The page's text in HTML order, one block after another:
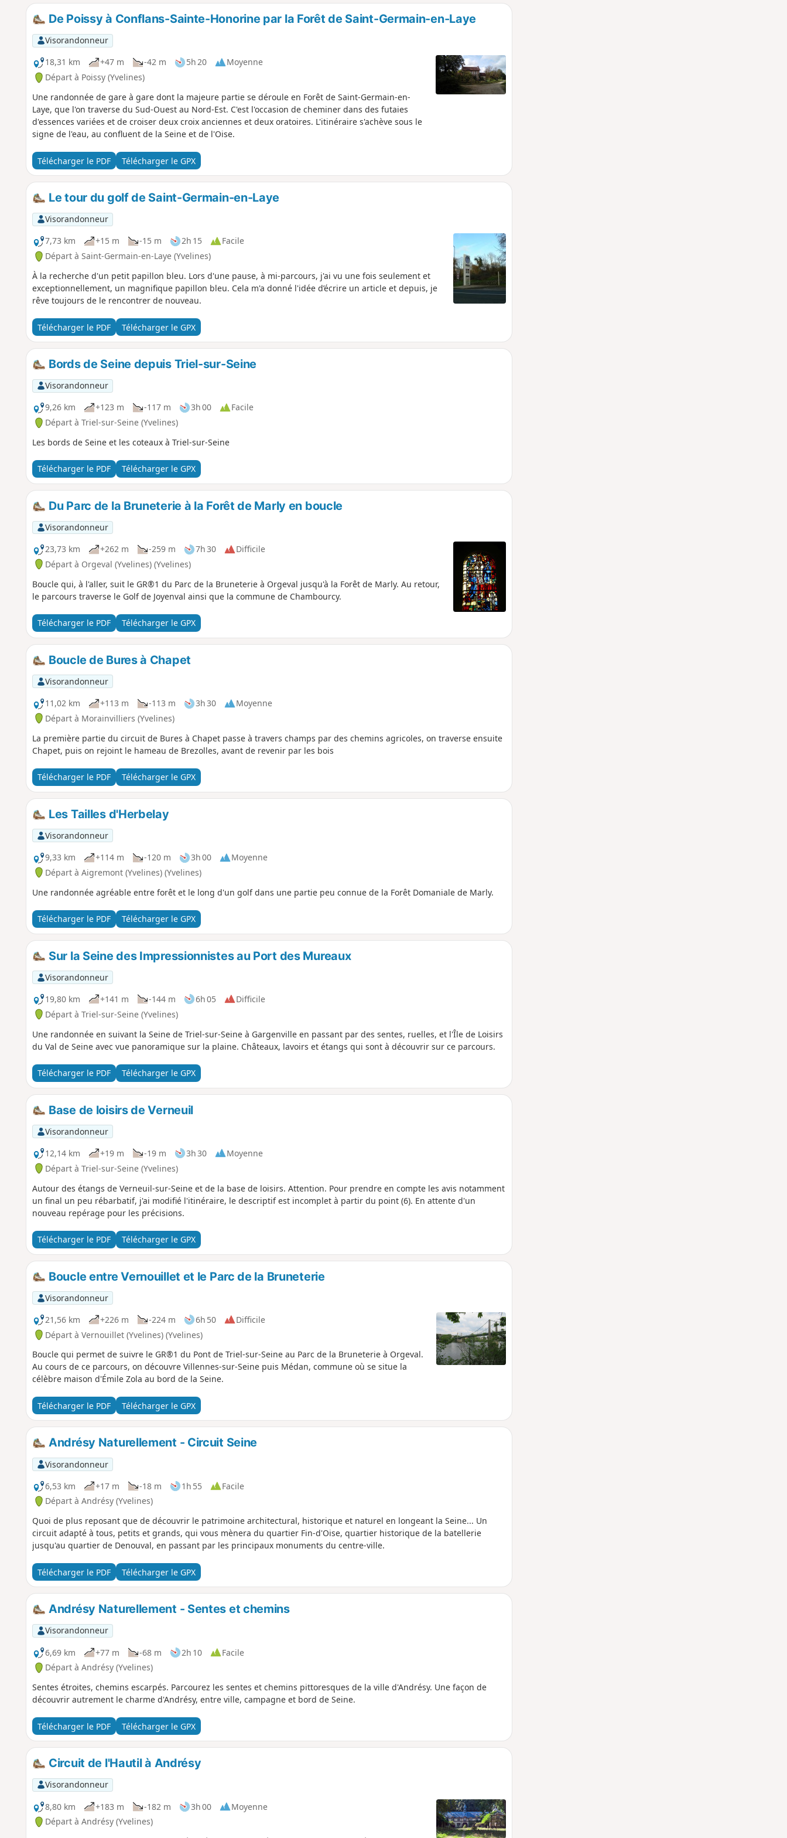
m
De Poissy à Conflans-Sainte-Honorine par la Forêt de Saint-Germain-en-Laye
Visorandonneur
18,31 km
+47 m -42 m 5h 20
Moyenne
Départ à Poissy (Yvelines)
Une randonnée de gare à gare dont la majeure partie se déroule en Forêt de Saint-Germain-en-
Laye, que l'on traverse du Sud-Ouest au Nord-Est. C'est l'occasion de cheminer dans des futaies
d'essences variées et de croiser deux croix anciennes et deux oratoires. L'itinéraire s'achève sous le
signe de l'eau, au confluent de la Seine et de l'Oise.
Télécharger le PDF Télécharger le GPX
Le tour du golf de Saint-Germain-en-Laye
Visorandonneur
7,73 km
+15 m -15 m 2h 15
Facile
Départ à Saint-Germain-en-Laye (Yvelines)
À la recherche d'un petit papillon bleu. Lors d'une pause, à mi-parcours, j'ai vu une fois seulement et
exceptionnellement, un magnifique papillon bleu. Cela m'a donné l'idée d’écrire un article et depuis, je
rêve toujours de le rencontrer de nouveau.
Télécharger le PDF Télécharger le GPX
Bords de Seine depuis Triel-sur-Seine
Visorandonneur
9,26 km
+123 m -117 m 3h 00
Facile
Départ à Triel-sur-Seine (Yvelines)
Les bords de Seine et les coteaux à Triel-sur-Seine
Télécharger le PDF Télécharger le GPX
Du Parc de la Bruneterie à la Forêt de Marly en boucle
Visorandonneur
23,73 km
+262 m -259 m 7h 30
Difficile
Départ à Orgeval (Yvelines) (Yvelines)
Boucle qui, à l'aller, suit le GR®1 du Parc de la Bruneterie à Orgeval jusqu'à la Forêt de Marly. Au retour,
le parcours traverse le Golf de Joyenval ainsi que la commune de Chambourcy.
Télécharger le PDF Télécharger le GPX
Boucle de Bures à Chapet
Visorandonneur
11,02 km
+113 m -113 m 3h 30
Moyenne
Départ à Morainvilliers (Yvelines)
La première partie du circuit de Bures à Chapet passe à travers champs par des chemins agricoles, on traverse ensuite
Chapet, puis on rejoint le hameau de Brezolles, avant de revenir par les bois
Télécharger le PDF Télécharger le GPX
Les Tailles d'Herbelay
Visorandonneur
9,33 km
+114 m -120 m 3h 00
Moyenne
Départ à Aigremont (Yvelines) (Yvelines)
Une randonnée agréable entre forêt et le long d'un golf dans une partie peu connue de la Forêt Domaniale de Marly.
Télécharger le PDF Télécharger le GPX
Sur la Seine des Impressionnistes au Port des Mureaux
Visorandonneur
19,80 km
+141 m -144 m 6h 05
Difficile
Départ à Triel-sur-Seine (Yvelines)
Une randonnée en suivant la Seine de Triel-sur-Seine à Gargenville en passant par des sentes, ruelles, et l'Île de Loisirs
du Val de Seine avec vue panoramique sur la plaine. Châteaux, lavoirs et étangs qui sont à découvrir sur ce parcours.
Télécharger le PDF Télécharger le GPX
Base de loisirs de Verneuil
Visorandonneur
12,14 km
+19 m -19 m 3h 30
Moyenne
Départ à Triel-sur-Seine (Yvelines)
Autour des étangs de Verneuil-sur-Seine et de la base de loisirs. Attention. Pour prendre en compte les avis notamment
un final un peu rébarbatif, j'ai modifié l'itinéraire, le descriptif est incomplet à partir du point (6). En attente d'un
nouveau repérage pour les précisions.
Télécharger le PDF Télécharger le GPX
Boucle entre Vernouillet et le Parc de la Bruneterie
Visorandonneur
21,56 km
+226 m -224 m 6h 50
Difficile
Départ à Vernouillet (Yvelines) (Yvelines)
Boucle qui permet de suivre le GR®1 du Pont de Triel-sur-Seine au Parc de la Bruneterie à Orgeval.
Au cours de ce parcours, on découvre Villennes-sur-Seine puis Médan, commune où se situe la
célèbre maison d'Émile Zola au bord de la Seine.
Télécharger le PDF Télécharger le GPX
Andrésy Naturellement - Circuit Seine
Visorandonneur
6,53 km
+17 m -18 m 1h 55
Facile
Départ à Andrésy (Yvelines)
Quoi de plus reposant que de découvrir le patrimoine architectural, historique et naturel en longeant la Seine... Un
circuit adapté à tous, petits et grands, qui vous mènera du quartier Fin-d'Oise, quartier historique de la batellerie
jusqu'au quartier de Denouval, en passant par les principaux monuments du centre-ville.
Télécharger le PDF Télécharger le GPX
Andrésy Naturellement - Sentes et chemins
Visorandonneur
6,69 km
+77 m -68 m 2h 10
Facile
Départ à Andrésy (Yvelines)
Sentes étroites, chemins escarpés. Parcourez les sentes et chemins pittoresques de la ville d'Andrésy. Une façon de
découvrir autrement le charme d'Andrésy, entre ville, campagne et bord de Seine.
Télécharger le PDF Télécharger le GPX
Circuit de l'Hautil à Andrésy
Visorandonneur
8,80 km
+183 m -182 m 3h 00
Moyenne
Départ à Andrésy (Yvelines)